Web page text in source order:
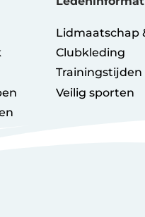
Lidmaatschap
Clubkleding
Trainingstijden
Veilig sporten